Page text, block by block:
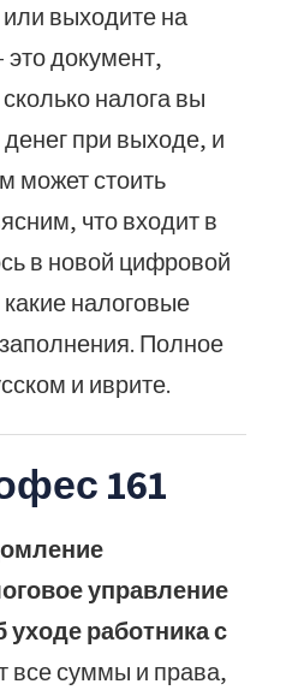
выходите на
это документ,
налога вы
при выходе, и
может стоить
что входит в
в новой цифровой
налоговые
Полное
и иврите.
161
управление
работника с
все суммы и права,